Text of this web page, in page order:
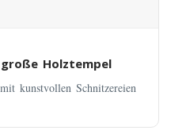
Holztempel
kunstvollen Schnitzereien